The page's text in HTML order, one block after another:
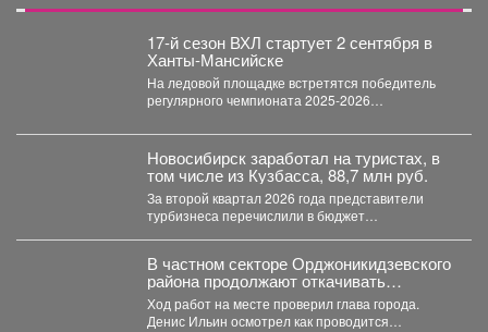
17-й сезон ВХЛ стартует 2 сентября в
Ханты-Мансийске
На ледовой площадке встретятся победитель
регулярного чемпионата 2025-2026
«Югра». ...
Новосибирск заработал на туристах, в
том числе из Кузбасса, 88,7 млн руб.
За второй квартал 2026 года представители
турбизнеса перечислили в бюджет
В частном секторе Орджоникидзевского
района продолжают откачивать
грунтовые воды.
Ход работ на месте проверил глава города.
Денис Ильин осмотрел как проводится